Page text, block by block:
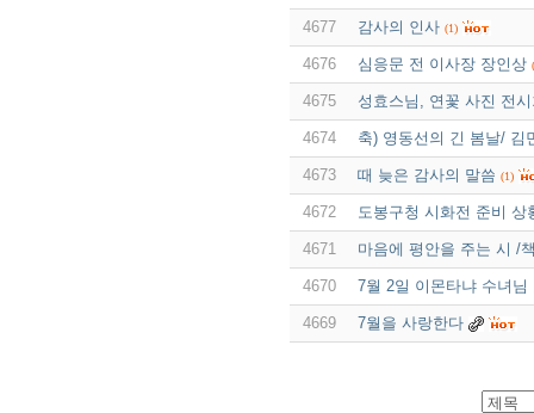
4677 감사의 인사 (1)
4676 심응문 전 이사장 장인상
4675 성효스님, 연꽃 사진 전
4674 축) 영동선의 긴 봄날/ 김
4673 때 늦은 감사의 말씀 (1)
4672 도봉구청 시화전 준비 상
4671 마음에 평안을 주는 시 /
4670 7월 2일 이몬타냐 수녀님
4669 7월을 사랑한다